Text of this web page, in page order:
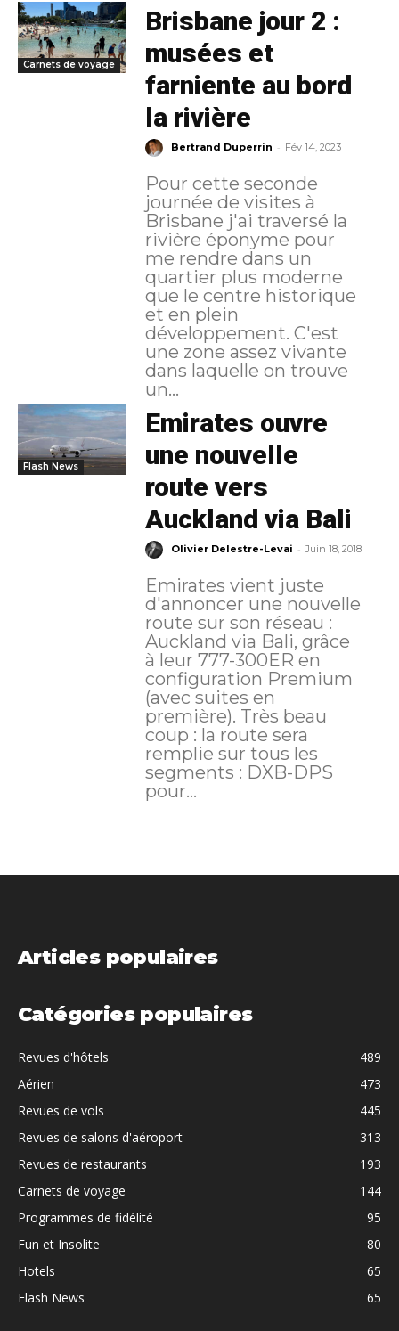
Carnets de voyage
Brisbane jour 2 :
musées et
farniente au bord
la rivière
Bertrand Duperrin - Fév 14, 2023
Pour cette seconde
journée de visites à
Brisbane j'ai traversé la
rivière éponyme pour
me rendre dans un
quartier plus moderne
que le centre historique
et en plein
développement. C'est
une zone assez vivante
dans laquelle on trouve
un...
Flash News
Emirates ouvre
une nouvelle
route vers
Auckland via Bali
Olivier Delestre-Levai - Juin 18, 2018
Emirates vient juste
d'annoncer une nouvelle
route sur son réseau :
Auckland via Bali, grâce
à leur 777-300ER en
configuration Premium
(avec suites en
première). Très beau
coup : la route sera
remplie sur tous les
segments : DXB-DPS
pour...
Articles populaires
Catégories populaires
Revues d'hôtels
489
Aérien
473
Revues de vols
445
Revues de salons d'aéroport
313
Revues de restaurants
193
Carnets de voyage
144
Programmes de fidélité
95
Fun et Insolite
80
Hotels
65
Flash News
65